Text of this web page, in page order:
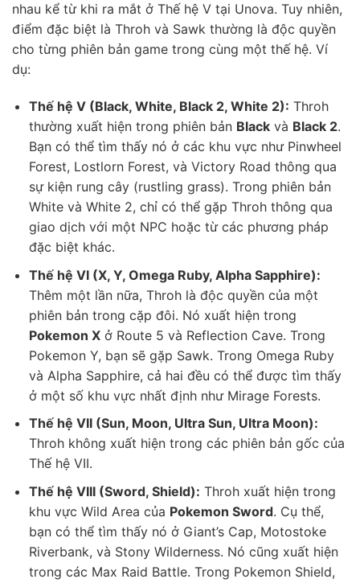
nhau kể từ khi ra mắt ở Thế hệ V tại Unova. Tuy nhiên,
điểm đặc biệt là Throh và Sawk thường là độc quyền
cho từng phiên bản game trong cùng một thế hệ. Ví
dụ:
Thế hệ V (Black, White, Black 2, White 2): Throh
thường xuất hiện trong phiên bản Blackvà Black 2.
Bạn có thể tìm thấy nó ở các khu vực như Pinwheel
Forest, Lostlorn Forest, và Victory Road thông qua
sự kiện rung cây (rustling grass). Trong phiên bản
White và White 2, chỉ có thể gặp Throh thông qua
giao dịch với một NPC hoặc từ các phương pháp
đặc biệt khác.
Thế hệ VI (X, Y, Omega Ruby, Alpha Sapphire):
Thêm một lần nữa, Throh là độc quyền của một
phiên bản trong cặp đôi. Nó xuất hiện trong
Pokemon Xở Route 5 và Reflection Cave. Trong
Pokemon Y, bạn sẽ gặp Sawk. Trong Omega Ruby
và Alpha Sapphire, cả hai đều có thể được tìm thấy
ở một số khu vực nhất định như Mirage Forests.
Thế hệ VII (Sun, Moon, Ultra Sun, Ultra Moon):
Throh không xuất hiện trong các phiên bản gốc của
Thế hệ VII.
Thế hệ VIII (Sword, Shield): Throh xuất hiện trong
khu vực Wild Area của Pokemon Sword. Cụ thể,
bạn có thể tìm thấy nó ở Giant’s Cap, Motostoke
Riverbank, và Stony Wilderness. Nó cũng xuất hiện
trong các Max Raid Battle. Trong Pokemon Shield,